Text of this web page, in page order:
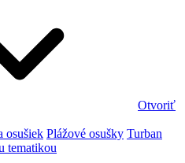
Otvoriť
osušiek Plážové osušky Turban
tematikou